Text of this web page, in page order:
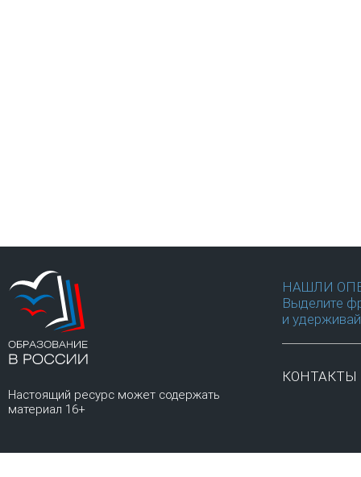
Настоящий ресурс может содержать
материал 16+
НАШЛИ
Выделите
и
КОНТАКТЫ